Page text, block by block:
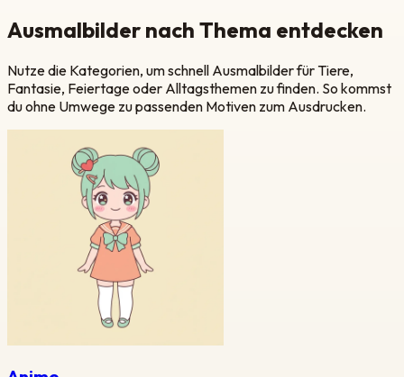
Ausmalbilder nach Thema entdecken
Nutze die Kategorien, um schnell Ausmalbilder für Tiere,
Fantasie, Feiertage oder Alltagsthemen zu finden. So kommst
du ohne Umwege zu passenden Motiven zum Ausdrucken.